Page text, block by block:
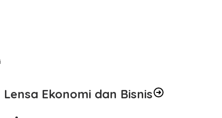
Lensa Ekonomi dan Bisnis